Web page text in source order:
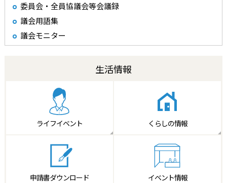
委員会・全員協議会等会議録
議会用語集
議会モニター
生活情報
ライフイベント くらしの情報
申請書ダウンロード イベント情報